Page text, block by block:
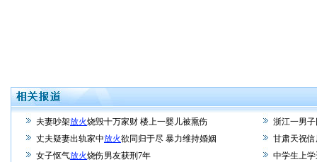
夫妻吵架放火烧毁十万家财 楼上一婴儿被熏伤
浙江一男
丈夫疑妻出轨家中放火欲同归于尽 暴力维持婚姻
甘肃天祝
女子怄气放火烧伤男友获刑7年
中学生上